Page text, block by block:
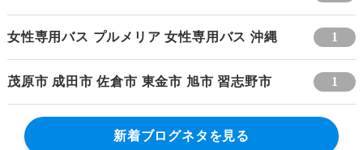
女性専用バス プルメリア 女性専用バス 沖縄 1
茂原市 成田市 佐倉市 東金市 旭市 習志野市 1
新着ブログネタを見る